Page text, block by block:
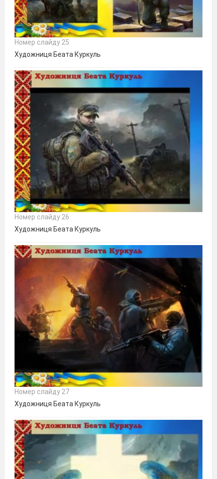
Номер слайду 25
Художниця Беата Куркуль
Номер слайду 26
Художниця Беата Куркуль
Номер слайду 27
Художниця Беата Куркуль